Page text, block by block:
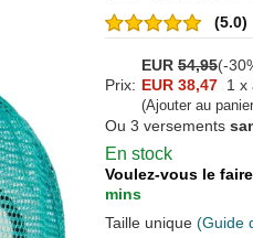
(5.0)
EUR 54,95(-
Prix: EUR 38,47 1 x
(Ajouter au
Ou 3 versements
En stock
Voulez-vous le
mins
Taille unique (Guide